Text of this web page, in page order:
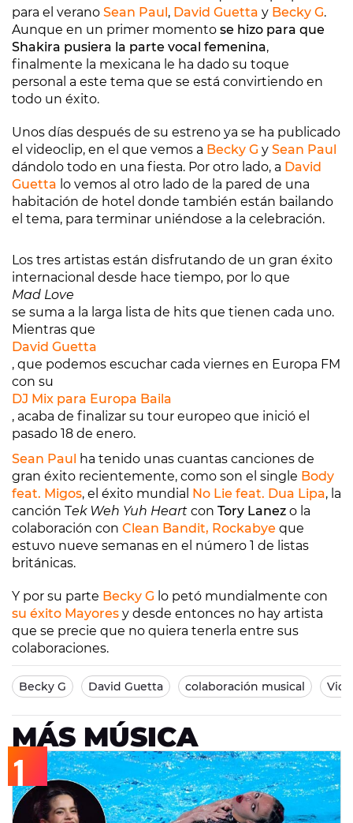
para el verano Sean Paul, David Guetta y Becky G.
Aunque en un primer momento se hizo para que
Shakira pusiera la parte vocal femenina,
finalmente la mexicana le ha dado su toque
personal a este tema que se está convirtiendo en
todo un éxito.
Unos días después de su estreno ya se ha publicado
el videoclip, en el que vemos a Becky G y Sean Paul
dándolo todo en una fiesta. Por otro lado, a David
Guetta lo vemos al otro lado de la pared de una
habitación de hotel donde también están bailando
el tema, para terminar uniéndose a la celebración.
Los tres artistas están disfrutando de un gran éxito
internacional desde hace tiempo, por lo que
Mad Love
se suma a la larga lista de hits que tienen cada uno.
Mientras que
David Guetta
, que podemos escuchar cada viernes en Europa FM
con su
DJ Mix para Europa Baila
, acaba de finalizar su tour europeo que inició el
pasado 18 de enero.
Sean Paul ha tenido unas cuantas canciones de
gran éxito recientemente, como son el single Body
feat. Migos, el éxito mundial No Lie feat. Dua Lipa, la
canción Tek Weh Yuh Heart con Tory Lanez o la
colaboración con Clean Bandit, Rockabye que
estuvo nueve semanas en el número 1 de listas
británicas.
Y por su parte Becky G lo petó mundialmente con
su éxito Mayores y desde entonces no hay artista
que se precie que no quiera tenerla entre sus
colaboraciones.
Becky G David Guetta colaboración musical
MÁS MÚSICA